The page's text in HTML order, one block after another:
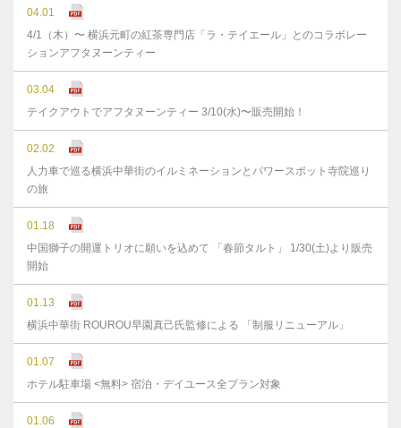
04.01
4/1（木）〜 横浜元町の紅茶専門店「ラ・テイエール」とのコラボレー
ションアフタヌーンティー
03.04
テイクアウトでアフタヌーンティー 3/10(水)〜販売開始！
02.02
人力車で巡る横浜中華街のイルミネーションとパワースポット寺院巡り
の旅
01.18
中国獅子の開運トリオに願いを込めて 「春節タルト」 1/30(土)より販売
開始
01.13
横浜中華街 ROUROU早園真己氏監修による 「制服リニューアル」
01.07
ホテル駐車場 <無料> 宿泊・デイユース全プラン対象
01.06